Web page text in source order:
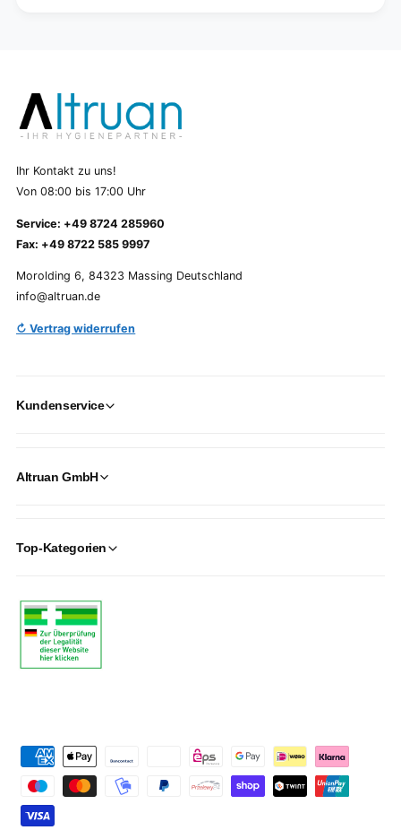
Ihr Kontakt zu uns!
Von 08:00 bis 17:00 Uhr
Service: +49 8724 285960
Fax: +49 8722 585 9997
Morolding 6, 84323 Massing Deutschland
info@altruan.de
↻ Vertrag widerrufen
Kundenservice
Altruan GmbH
Top-Kategorien
m